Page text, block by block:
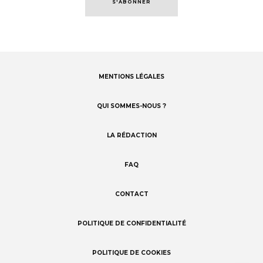
S'ABONNER
MENTIONS LÉGALES
QUI SOMMES-NOUS ?
LA RÉDACTION
FAQ
CONTACT
POLITIQUE DE CONFIDENTIALITÉ
POLITIQUE DE COOKIES